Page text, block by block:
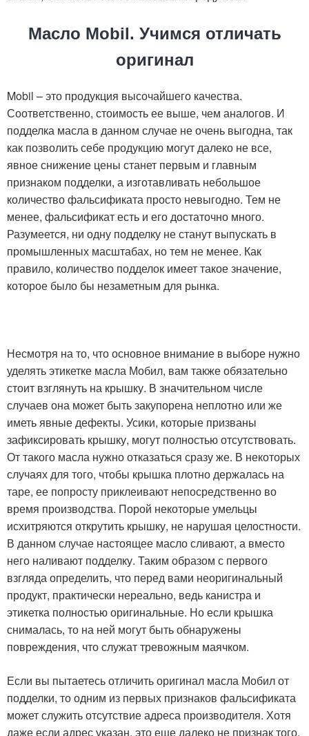
Масло Mobil. Учимся отличать
оригинал
Mobil – это продукция высочайшего качества.
Соответственно, стоимость ее выше, чем аналогов. И
подделка масла в данном случае не очень выгодна, так
как позволить себе продукцию могут далеко не все,
явное снижение цены станет первым и главным
признаком подделки, а изготавливать небольшое
количество фальсификата просто невыгодно. Тем не
менее, фальсификат есть и его достаточно много.
Разумеется, ни одну подделку не станут выпускать в
промышленных масштабах, но тем не менее. Как
правило, количество подделок имеет такое значение,
которое было бы незаметным для рынка.
Несмотря на то, что основное внимание в выборе нужно
уделять этикетке масла Мобил, вам также обязательно
стоит взглянуть на крышку. В значительном числе
случаев она может быть закупорена неплотно или же
иметь явные дефекты. Усики, которые призваны
зафиксировать крышку, могут полностью отсутствовать.
От такого масла нужно отказаться сразу же. В некоторых
случаях для того, чтобы крышка плотно держалась на
таре, ее попросту приклеивают непосредственно во
время производства. Порой некоторые умельцы
исхитряются открутить крышку, не нарушая целостности.
В данном случае настоящее масло сливают, а вместо
него наливают подделку. Таким образом с первого
взгляда определить, что перед вами неоригинальный
продукт, практически нереально, ведь канистра и
этикетка полностью оригинальные. Но если крышка
снималась, то на ней могут быть обнаружены
повреждения, что служат тревожным маячком.
Если вы пытаетесь отличить оригинал масла Мобил от
подделки, то одним из первых признаков фальсификата
может служить отсутствие адреса производителя. Хотя
даже если адрес указан, это еще далеко не признак того,